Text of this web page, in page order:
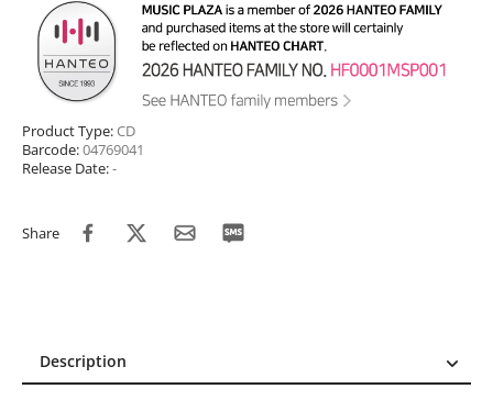
Product Type:CD
Barcode:04769041
Release Date:-
Share
Description